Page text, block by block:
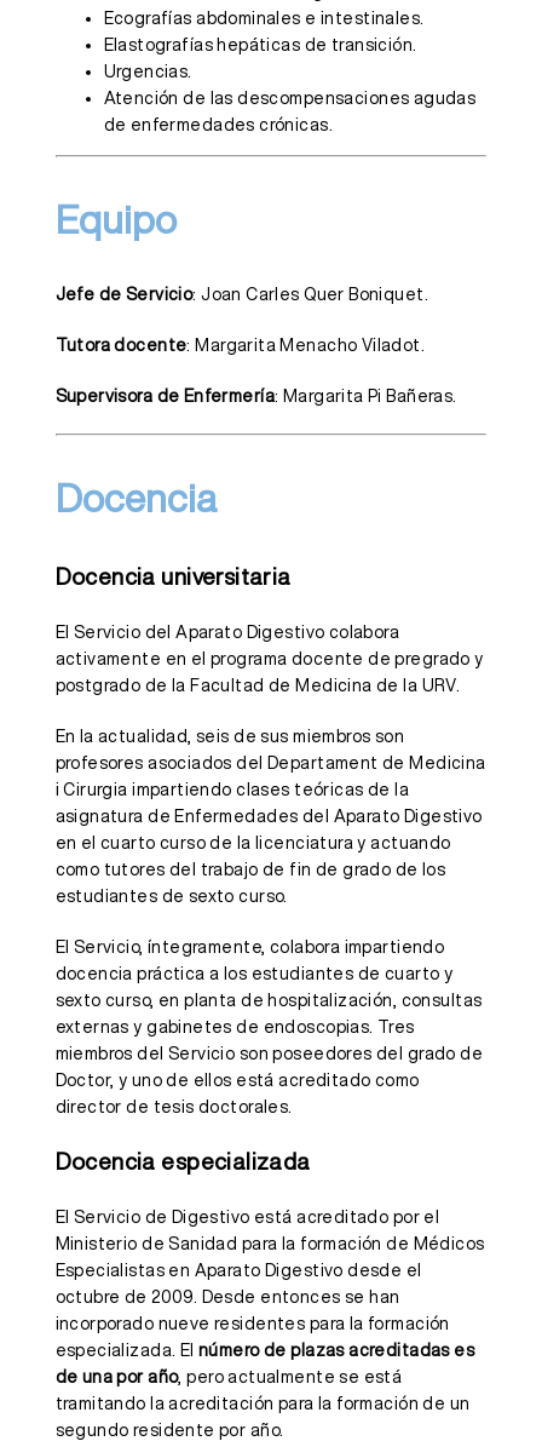
Ecografías abdominales e intestinales.
Elastografías hepáticas de transición.
Urgencias.
Atención de las descompensaciones agudas
de enfermedades crónicas.
Equipo
Jefe de Servicio: Joan Carles Quer Boniquet.
Tutora docente: Margarita Menacho Viladot.
Supervisora de Enfermería: Margarita Pi Bañeras.
Docencia
Docencia universitaria
El Servicio del Aparato Digestivo colabora
activamente en el programa docente de pregrado y
postgrado de la Facultad de Medicina de la URV.
En la actualidad, seis de sus miembros son
profesores asociados del Departament de Medicina
i Cirurgia impartiendo clases teóricas de la
asignatura de Enfermedades del Aparato Digestivo
en el cuarto curso de la licenciatura y actuando
como tutores del trabajo de fin de grado de los
estudiantes de sexto curso.
El Servicio, íntegramente, colabora impartiendo
docencia práctica a los estudiantes de cuarto y
sexto curso, en planta de hospitalización, consultas
externas y gabinetes de endoscopias. Tres
miembros del Servicio son poseedores del grado de
Doctor, y uno de ellos está acreditado como
director de tesis doctorales.
Docencia especializada
El Servicio de Digestivo está acreditado por el
Ministerio de Sanidad para la formación de Médicos
Especialistas en Aparato Digestivo desde el
octubre de 2009. Desde entonces se han
incorporado nueve residentes para la formación
especializada. Elnúmero de plazas acreditadas es
de una por año, pero actualmente se está
tramitando la acreditación para la formación de un
segundo residente por año.